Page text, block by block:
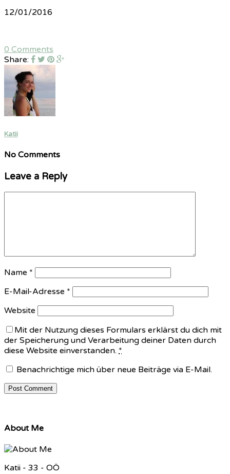
12/01/2016
0 Comments
Share:
Katii
No Comments
Leave a Reply
Name *
E-Mail-Adresse *
Website
Mit der Nutzung dieses Formulars erklärst du dich mit
der Speicherung und Verarbeitung deiner Daten durch
diese Website einverstanden. *
Benachrichtige mich über neue Beiträge via E-Mail.
About Me
Katii - 33 - OÖ